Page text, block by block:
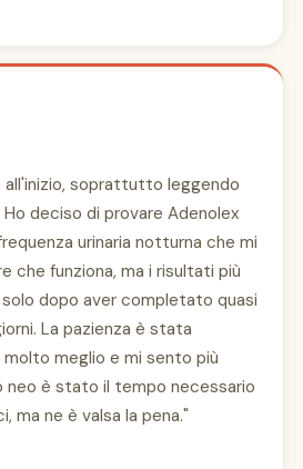
soprattutto leggendo
deciso di provare Adenolex
urinaria notturna che mi
che funziona, ma i risultati più
dopo aver completato quasi
La pazienza è stata
meglio e mi sento più
neo è stato il tempo necessario
ma ne è valsa la pena."